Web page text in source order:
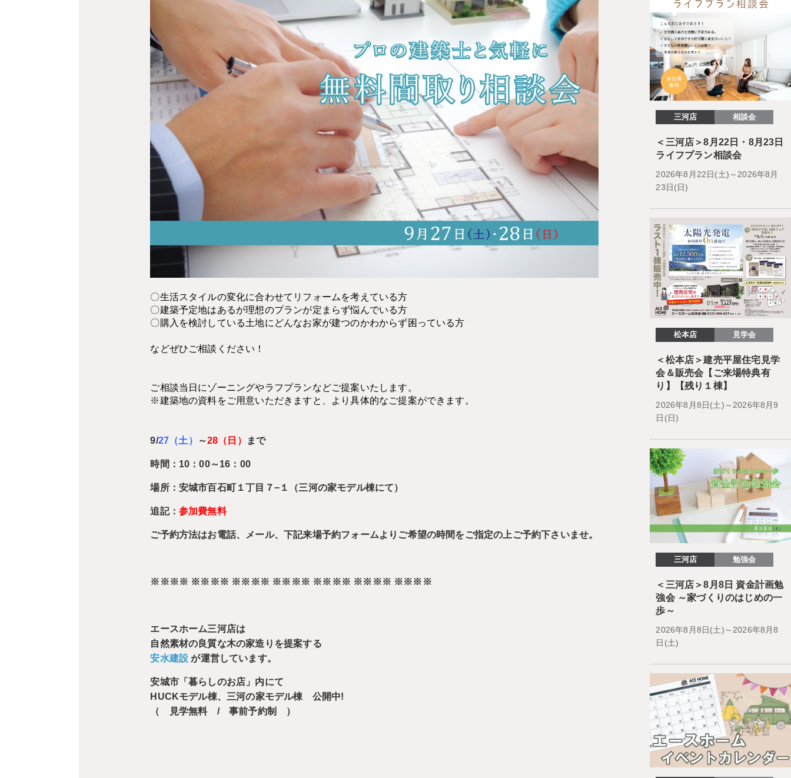
〇生活スタイルの変化に合わせてリフォームを考えている方
〇建築予定地はあるが理想のプランが定まらず悩んでいる方
〇購入を検討している土地にどんなお家が建つのかわからず困っている方
などぜひご相談ください！
ご相談当日にゾーニングやラフプランなどご提案いたします。
※建築地の資料をご用意いただきますと、より具体的なご提案ができます。
9/27（土） ～28（日） まで
時間：10：00～16：00
場所：安城市百石町１丁目７−１（三河の家モデル棟にて）
追記： 参加費無料
ご予約方法はお電話、メール、下記来場予約フォームよりご希望の時間をご指定の上ご予約下さいませ。
※※※※ ※※※※ ※※※※ ※※※※ ※※※※ ※※※※ ※※※※
エースホーム三河店は
自然素材の良質な木の家造りを提案する
安水建設 が運営しています。
安城市「暮らしのお店」内にて
HUCKモデル棟、三河の家モデル棟 公開中!
（ 見学無料 / 事前予約制 ）
三河店 相談会
＜三河店＞8月22日・8月23日
ライフプラン相談会
2026年8月22日(土)～2026年8月
23日(日)
松本店 見学会
＜松本店＞建売平屋住宅見学
会＆販売会【ご来場特典有
り】【残り１棟】
2026年8月8日(土)～2026年8月9
日(日)
三河店 勉強会
＜三河店＞8月8日 資金計画勉
強会 ～家づくりのはじめの一
歩～
2026年8月8日(土)～2026年8月8
日(土)